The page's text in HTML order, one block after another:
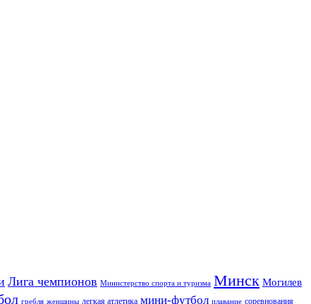
Лига чемпионов Министерство спорта и туризма Минск Могилев
гребля женщины легкая атлетика мини-футбол плавание соревнования